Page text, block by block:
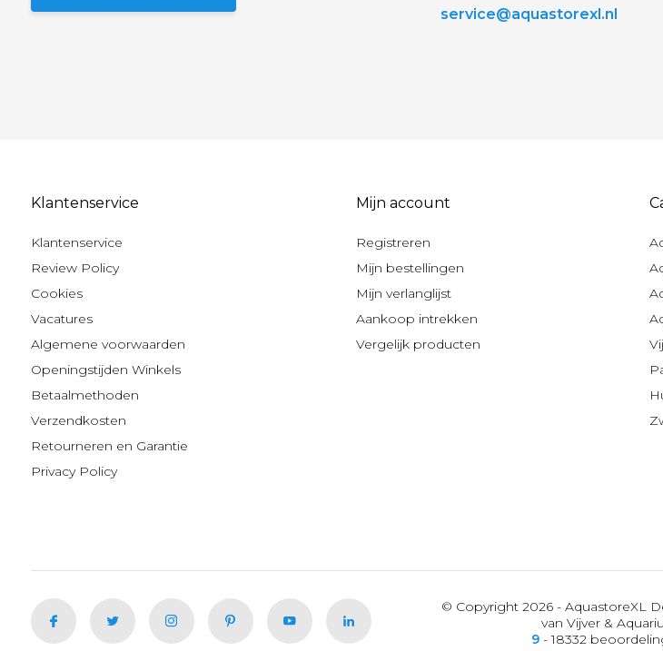
service@aquastorexl.nl
Klantenservice
Klantenservice
Review Policy
Cookies
Vacatures
Algemene voorwaarden
Openingstijden Winkels
Betaalmethoden
Verzendkosten
Retourneren en Garantie
Privacy Policy
Mijn account
Registreren
Mijn bestellingen
Mijn verlanglijst
Aankoop intrekken
Vergelijk producten
© Copyright 2026 - AquastoreXL
van Vijver &
9 - 18332